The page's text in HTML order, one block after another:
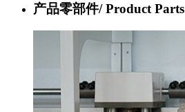
产品零部件/Product Parts